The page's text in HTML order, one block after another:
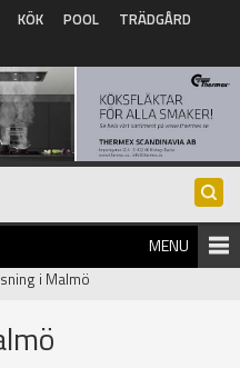
KÖK POOL
TRÄDGÅRD
MENU
i Malmö